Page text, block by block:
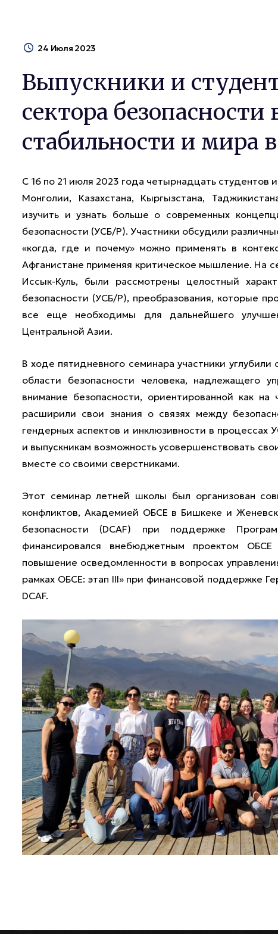
24 Июля 2023
Выпускники и
сектора безопасности
стабильности и мира
С 16 по 21 июля 2023 года четырнадцать студентов
Монголии, Казахстана, Кыргызстана,
изучить и узнать больше о современных
безопасности (УСБ/Р). Участники обсудили
«когда, где и почему» можно применять в
Афганистане применяя критическое мышление. На
Иссык-Куль, были рассмотрены целостный
безопасности (УСБ/Р), преобразования, которые
все еще необходимы для дальнейшего
Центральной Азии.
В ходе пятидневного семинара участники
области безопасности человека, надлежащего
внимание безопасности, ориентированной как
расширили свои знания о связях между
гендерных аспектов и инклюзивности в
и выпускникам возможность усовершенствовать
вместе со своими сверстниками.
Этот семинар летней школы был организован
конфликтов, Академией ОБСЕ в Бишкеке и
безопасности (DCAF) при поддержке
финансировался внебюджетным проектом
повышение осведомленности в вопросах
рамках ОБСЕ: этап III» при финансовой поддержке
DCAF.